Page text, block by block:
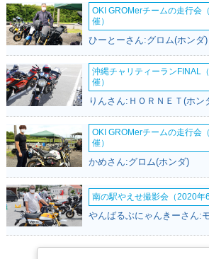
OKI GROMerチームの走行会
催）
ひーとーさん:グロム(ホンダ)
沖縄チャリティーランFINAL
催）
りんさん:ＨＯＲＮＥＴ(ホン
OKI GROMerチームの走行会
催）
かめさん:グロム(ホンダ)
南の駅やえせ撮影会（2020年